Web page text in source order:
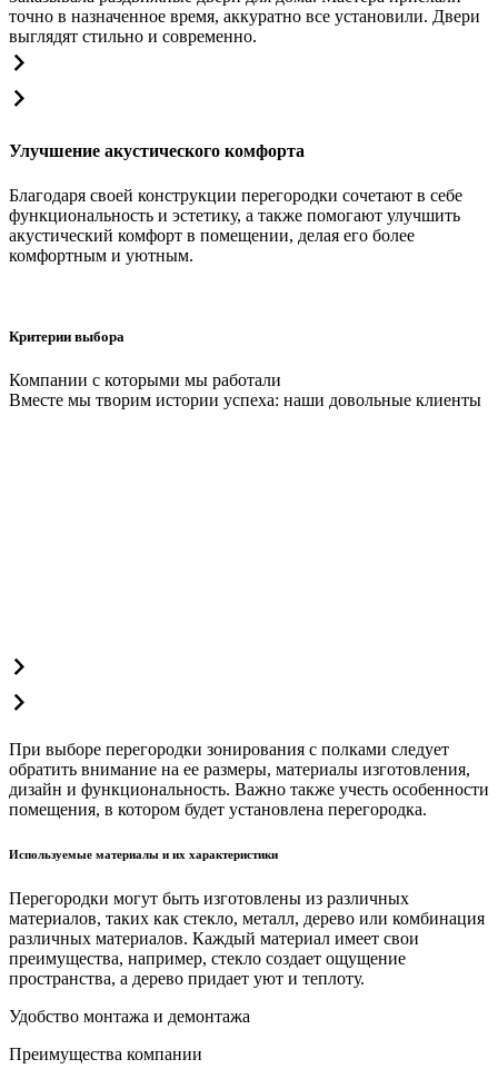
точно в назначенное время, аккуратно все установили. Двери
выглядят стильно и современно.
Улучшение акустического комфорта
Благодаря своей конструкции перегородки сочетают в себе
функциональность и эстетику, а также помогают улучшить
акустический комфорт в помещении, делая его более
комфортным и уютным.
Критерии выбора
Компании с которыми мы работали
Вместе мы творим истории успеха: наши довольные клиенты
При выборе перегородки зонирования с полками следует
обратить внимание на ее размеры, материалы изготовления,
дизайн и функциональность. Важно также учесть особенности
помещения, в котором будет установлена перегородка.
Используемые материалы и их характеристики
Перегородки могут быть изготовлены из различных
материалов, таких как стекло, металл, дерево или комбинация
различных материалов. Каждый материал имеет свои
преимущества, например, стекло создает ощущение
пространства, а дерево придает уют и теплоту.
Удобство монтажа и демонтажа
Преимущества компании